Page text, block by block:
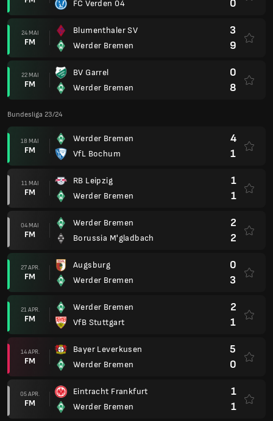
FC Verden 04 0
24 MAI
FM
Blumenthaler SV
Werder Bremen
3
9
22 MAI
FM
BV Garrel
Werder Bremen
0
8
Bundesliga 23/24
18 MAI
FM
Werder Bremen
VfL Bochum
4
1
11 MAI
FM
RB Leipzig
Werder Bremen
1
1
04 MAI
FM
Werder Bremen
Borussia M'gladbach
2
2
27 APR.
FM
Augsburg
Werder Bremen
0
3
21 APR.
FM
Werder Bremen
VfB Stuttgart
2
1
14 APR.
FM
Bayer Leverkusen
Werder Bremen
5
0
05 APR.
FM
Eintracht Frankfurt
Werder Bremen
1
1